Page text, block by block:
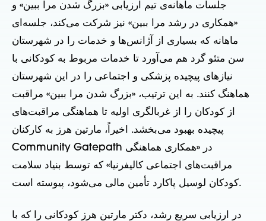
جلسات ماهانه‌ی تیم ارزیابی «بزرگ شدن مرا ببین» و
«همکاری در رشد مرا ببین» نیز شرکت می‌کند، جلسه‌ای
ماهانه که بسیاری از آژانس‌ها و خدمات را در شهرستان
سن متئو گرد هم می‌آورد تا خدمات مربوط به کودکانی با
نیازهای پیچیده پزشکی و اجتماعی را در این شهرستان
هماهنگ کنند. به این ترتیب، «بزرگ شدن مرا ببین» مراقبت
از کودکان را از غربالگری اولیه تا هماهنگی مراقبت‌های
پیچیده بهبود می‌بخشد. اخیراً، مارتین هرز به کارکنان
Community Gatepath در «همکاری هماهنگی
مراقبت‌های اجتماعی کالیفرنیا» که توسط بنیاد سلامت
کودکان لوسیل پاکارد تأمین مالی می‌شود، پیوسته است.
در ارزیابی سریع رشد، دکتر مارتین هرز کودکانی را که با